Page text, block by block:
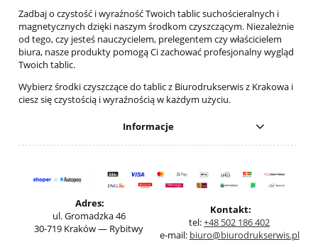
Zadbaj o czystość i wyraźność Twoich tablic suchościeralnych i
magnetycznych dzięki naszym środkom czyszczącym. Niezależnie
od tego, czy jesteś nauczycielem, prelegentem czy właścicielem
biura, nasze produkty pomogą Ci zachować profesjonalny wygląd
Twoich tablic.
Wybierz środki czyszczące do tablic z Biurodrukserwis z Krakowa i
ciesz się czystością i wyraźnością w każdym użyciu.
Informacje
Adres:
ul. Gromadzka 46
30-719 Kraków — Rybitwy
Kontakt:
tel:+48 502 186 402
e-mail: biuro@biurodrukserwis.pl